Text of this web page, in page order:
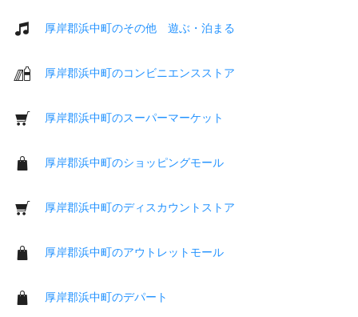
厚岸郡浜中町のその他 遊ぶ・泊まる
厚岸郡浜中町のコンビニエンスストア
厚岸郡浜中町のスーパーマーケット
厚岸郡浜中町のショッピングモール
厚岸郡浜中町のディスカウントストア
厚岸郡浜中町のアウトレットモール
厚岸郡浜中町のデパート